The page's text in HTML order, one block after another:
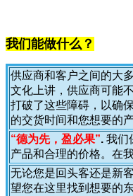
我们能做什么？
供应商和客户之间的大
文化上讲，供应商可能
打破了这些障碍，以确
的交货时间和您想要的
“德为先，盈必果”. 我们
产品和合理的价格。在
无论您是回头客还是新
望您在这里找到想要的